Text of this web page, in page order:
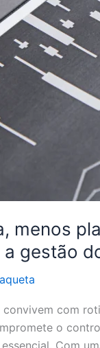
menos
gestão
com
o